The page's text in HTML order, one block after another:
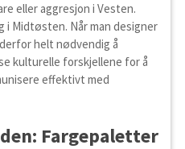
eller aggresjon i Vesten.
i Midtøsten. Når man designer
helt nødvendig å
kulturelle forskjellene for å
effektivt med
Fargepaletter